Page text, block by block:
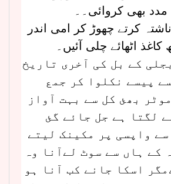
مدد بھی کروائی۔۔
کرتے چھوڑ کر امی اندر
اٹھائے چلی آئیں۔
کے بل کی آخری تاریخ
پیسے نکلوا کر جمع
بھئ کل سے بہت آواز
لگتا ہے جل جائے گئ
سے واپسی پر مکینک لیتے
کے ہاں سے سوٹ لےآنا وہ
اسکا جانے کب آنا ہو